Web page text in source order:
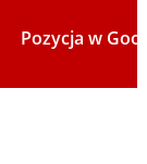
Pozycja w